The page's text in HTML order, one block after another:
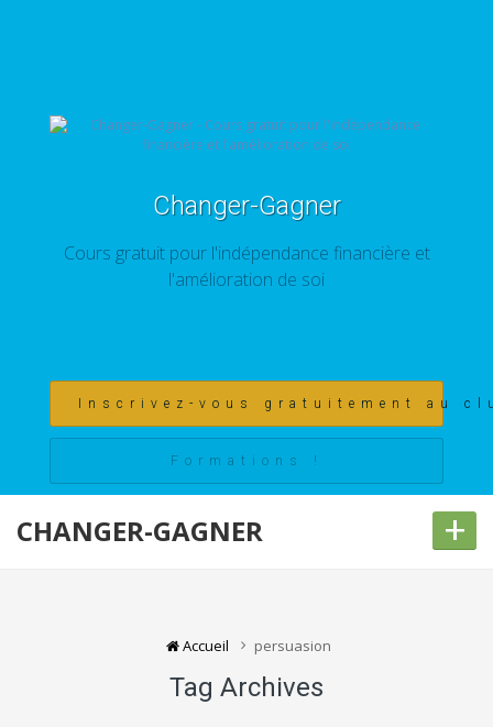
Changer-Gagner
Cours gratuit pour l'indépendance financière et
l'amélioration de soi
Inscrivez-vous gratuitement au
Formations !
CHANGER-GAGNER +
Accueil persuasion
Tag Archives